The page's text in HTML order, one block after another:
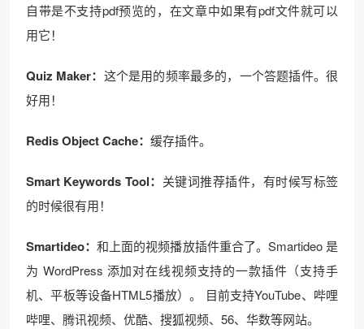
自带是不支持pdf预览的，在文章中如果有pdf文件就可以
用它！
Quiz Maker： 这个是用的频率最多的，一个答题插件。很
好用！
Redis Object Cache： 缓存插件。
Smart Keywords Tool： 关键词推荐插件，有时候写标签
的时候很有用！
Smartideo：和上面的视频播放插件重合了。Smartideo 是
为 WordPress 添加对在线视频支持的一款插件（支持手
机、平板等设备HTML5播放）。 目前支持YouTube、哔哩
哔哩、腾讯视频、优酷、搜狐视频、56、华数等网站。